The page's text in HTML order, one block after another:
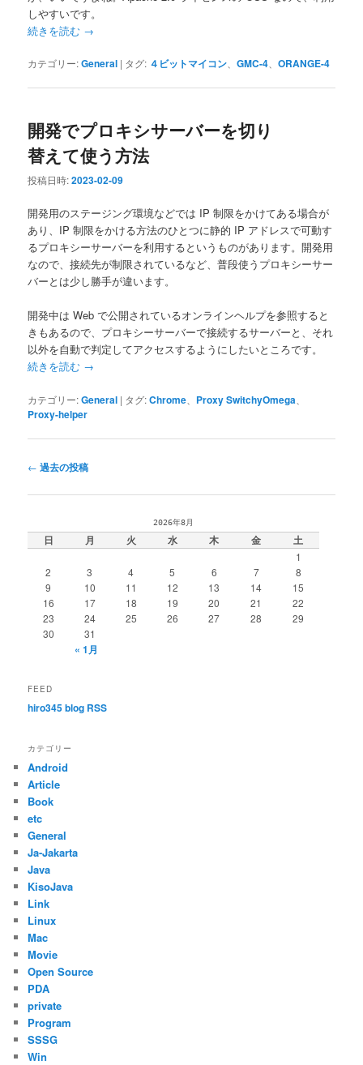
しやすいです。
続きを読む →
カテゴリー:General | タグ: ４ビットマイコン 、GMC-4 、ORANGE-4
開発でプロキシサーバーを切り
替えて使う方法
投稿日時:2023-02-09
開発用のステージング環境などでは IP 制限をかけてある場合が
あり、IP 制限をかける方法のひとつに静的 IP アドレスで可動す
るプロキシーサーバーを利用するというものがあります。開発用
なので、接続先が制限されているなど、普段使うプロキシーサー
バーとは少し勝手が違います。
開発中は Web で公開されているオンラインヘルプを参照すると
きもあるので、プロキシーサーバーで接続するサーバーと、それ
以外を自動で判定してアクセスするようにしたいところです。
続きを読む →
カテゴリー:General | タグ:Chrome Proxy SwitchyOmega
Proxy-helper
投
ナ
ゲ
ー
← 過去の投稿
2026年8月
日 月 火 水 木 金 土
1
2
3 4 5 6 7
8
9
10 11 12 13 14
15
16
17 18 19 20 21
22
23
24 25 26 27 28
29
30
31
« 1月
FEED
hiro345 blog RSS
カテゴリー
Android
Article
Book
etc
General
Ja-Jakarta
Java
KisoJava
Link
Linux
Mac
Movie
Open Source
PDA
private
Program
SSSG
Win